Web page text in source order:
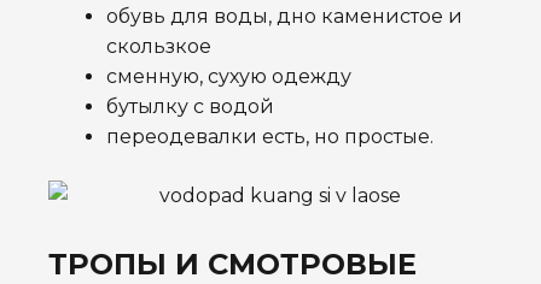
обувь для воды, дно каменистое и
скользкое
сменную, сухую одежду
бутылку с водой
переодевалки есть, но простые.
ТРОПЫ И СМОТРОВЫЕ